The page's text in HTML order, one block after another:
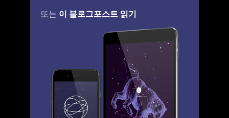
또는 이 블로그포스트 읽기